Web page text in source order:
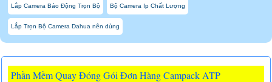
Lắp Camera Báo Động Trọn Bộ Bộ Camera Ip Chất Lượng
Lắp Trọn Bộ Camera Dahua nên dùng
Phần Mềm Quay Đóng Gói Đơn Hàng Campack ATP